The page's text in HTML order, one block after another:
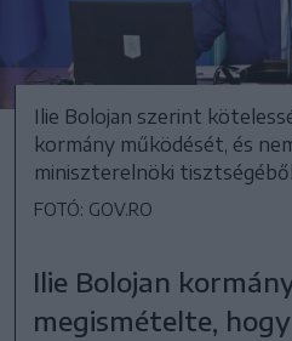
Ilie Bolojan szerint
kormány működését, és
miniszterelnöki tisztségéből
FOTÓ: GOV.RO
Ilie Bolojan
megismételte,